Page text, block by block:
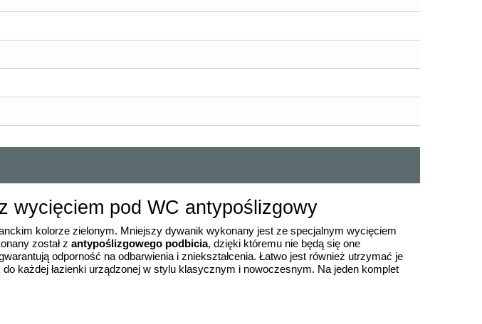
wycięciem pod WC antypoślizgowy
kolorze zielonym. Mniejszy dywanik wykonany jest ze specjalnym wycięciem
został z antypoślizgowego podbicia, dzięki któremu nie będą się one
odporność na odbarwienia i zniekształcenia. Łatwo jest również utrzymać je
do każdej łazienki urządzonej w stylu klasycznym i nowoczesnym. Na jeden komplet